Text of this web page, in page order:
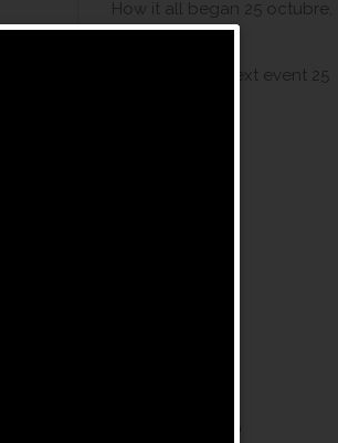
How it all began 25 octubre,
2019
Don’t miss our next event 25